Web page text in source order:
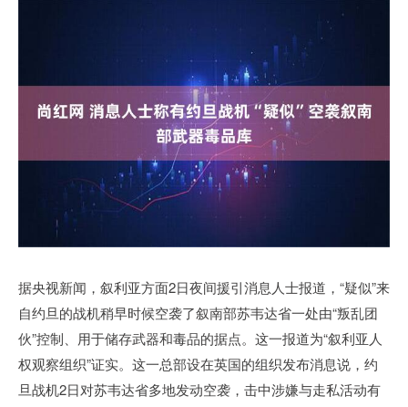
据央视新闻，叙利亚方面2日夜间援引消息人士报道，“疑似”来
自约旦的战机稍早时候空袭了叙南部苏韦达省一处由“叛乱团
伙”控制、用于储存武器和毒品的据点。这一报道为“叙利亚人
权观察组织”证实。这一总部设在英国的组织发布消息说，约
旦战机2日对苏韦达省多地发动空袭，击中涉嫌与走私活动有